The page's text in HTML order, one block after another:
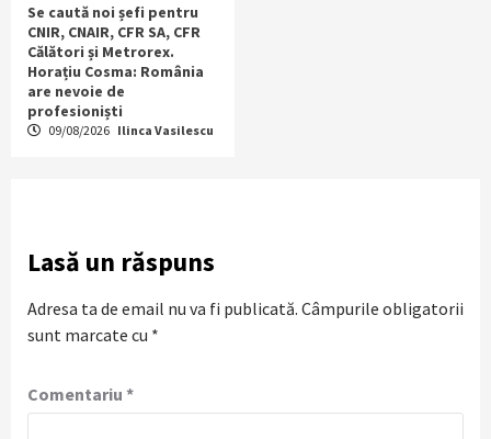
Se caută noi șefi pentru
CNIR, CNAIR, CFR SA, CFR
Călători și Metrorex.
Horațiu Cosma: România
are nevoie de
profesioniști
09/08/2026 Ilinca Vasilescu
Lasă un răspuns
Adresa ta de email nu va fi publicată. Câmpurile obligatorii
sunt marcate cu *
Comentariu *